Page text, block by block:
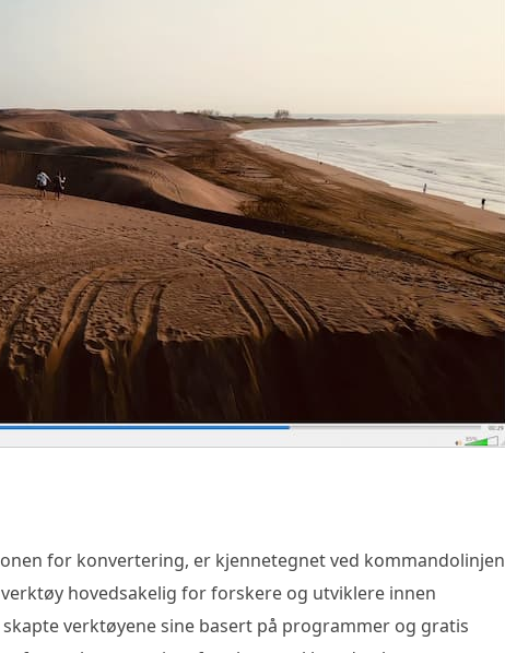
for konvertering, er kjennetegnet ved kommandolinjen
hovedsakelig for forskere og utviklere innen
verktøyene sine basert på programmer og gratis